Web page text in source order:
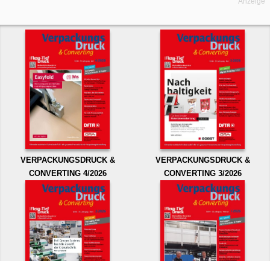
VERPACKUNGSDRUCK &
CONVERTING 4/2026
VERPACKUNGSDRUCK &
CONVERTING 3/2026